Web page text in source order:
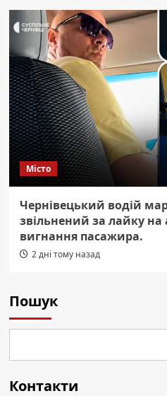
Місто
Чернівецький водій
звільнений за лайку на
вигнання пасажира.
2 дні тому назад
Пошук
Контакти